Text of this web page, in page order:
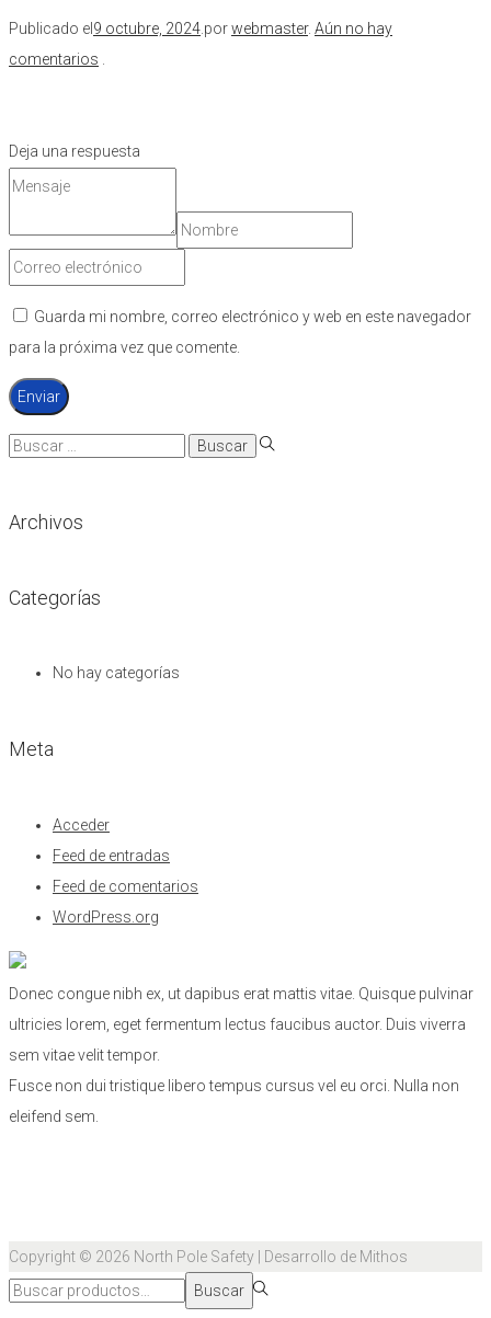
Publicado el 9 octubre, 2024 porwebmaster. Aún no hay
comentarios
Deja una respuesta
Guarda mi nombre, correo electrónico y web en este navegador
para la próxima vez que comente.
Búsqueda
Archivos
Categorías
No hay categorías
Meta
Acceder
Feed de entradas
Feed de comentarios
WordPress.org
Donec congue nibh ex, ut dapibus erat mattis vitae. Quisque pulvinar
ultricies lorem, eget fermentum lectus faucibus auctor. Duis viverra
sem vitae velit tempor.
Fusce non dui tristique libero tempus cursus vel eu orci. Nulla non
eleifend sem.
Copyright © 2026 North Pole Safety | Desarrollo de Mithos
Búsqueda
Buscar